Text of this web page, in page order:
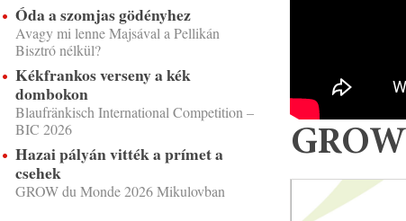
Óda a szomjas gödényhez
Avagy mi lenne Majsával a Pellikán
Bisztró nélkül?
Kékfrankos verseny a kék
dombokon
Blaufränkisch International Competition –
BIC 2026
Hazai pályán vitték a prímet a
csehek
GROW du Monde 2026 Mikulovban